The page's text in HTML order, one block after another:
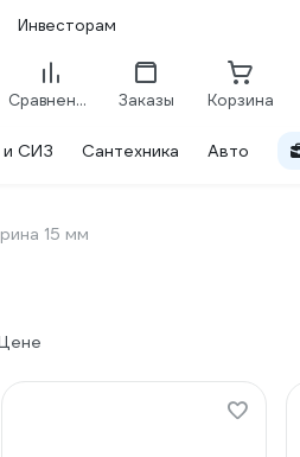
Инвесторам
Сравнение Заказы Корзина
СИЗ Сантехника Авто
15 мм